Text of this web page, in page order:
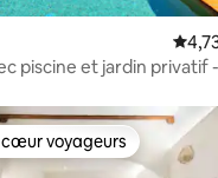
sur la base de 29
piscine et jardin privatif -
cœur voyageurs
voyageurs